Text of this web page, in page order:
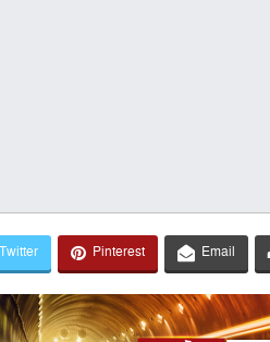
Twitter Pinterest Email